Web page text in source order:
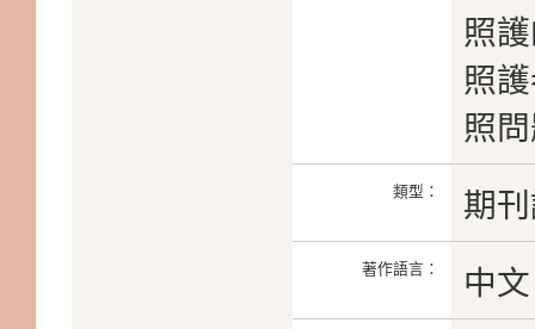
照
照
照
類型： 期
著作語言： 中文